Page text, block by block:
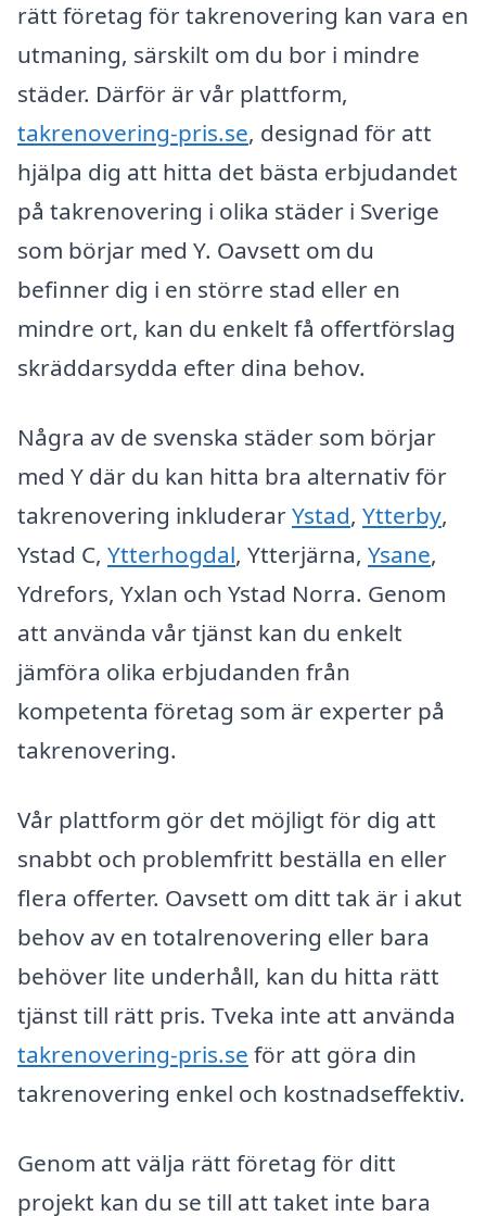
rätt företag för takrenovering kan vara en
utmaning, särskilt om du bor i mindre
städer. Därför är vår plattform,
takrenovering-pris.se, designad för att
hjälpa dig att hitta det bästa erbjudandet
på takrenovering i olika städer i Sverige
som börjar med Y. Oavsett om du
befinner dig i en större stad eller en
mindre ort, kan du enkelt få offertförslag
skräddarsydda efter dina behov.
Några av de svenska städer som börjar
med Y där du kan hitta bra alternativ för
takrenovering inkluderarYstad, Ytterby,
Ystad C, Ytterhogdal, Ytterjärna, Ysane,
Ydrefors, Yxlan och Ystad Norra. Genom
att använda vår tjänst kan du enkelt
jämföra olika erbjudanden från
kompetenta företag som är experter på
takrenovering.
Vår plattform gör det möjligt för dig att
snabbt och problemfritt beställa en eller
flera offerter. Oavsett om ditt tak är i akut
behov av en totalrenovering eller bara
behöver lite underhåll, kan du hitta rätt
tjänst till rätt pris. Tveka inte att använda
takrenovering-pris.se för att göra din
takrenovering enkel och kostnadseffektiv.
Genom att välja rätt företag för ditt
projekt kan du se till att taket inte bara